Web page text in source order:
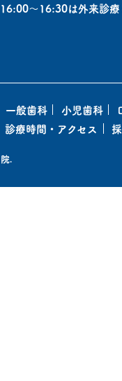
～16:30は外来診療
一般歯科 小児歯科
診療時間・アクセス
.